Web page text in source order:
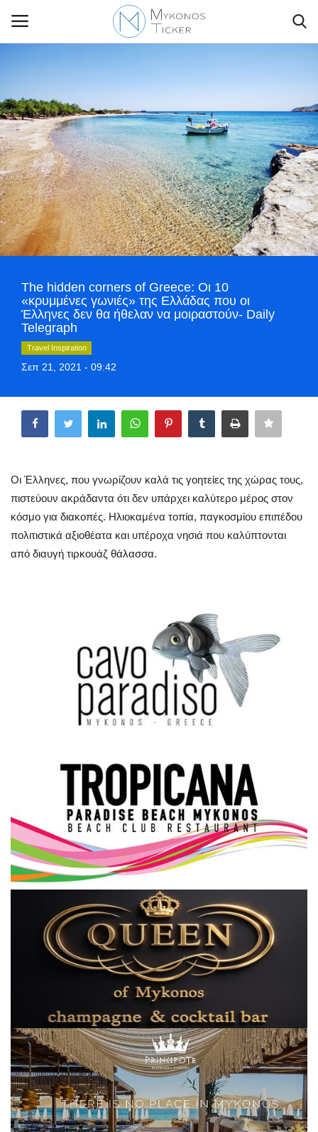
Contact Us
Politique
Business
Travel
World
Greece
Style Adorés
Entertainment
Mykonos
Mykonos Ticker TV
Sport
Health
Cost Of Living Crisis
Opinion + Analysis
L’Art des Sens
Local Elections 2023
Γλώσσα
Ελληνικά English
The hidden corners of Greece: Οι 10
«κρυμμένες γωνιές» της Ελλάδας που οι
Έλληνες δεν θα ήθελαν να μοιραστούν- Daily
Telegraph
Travel Inspiration
Σεπ 21, 2021 - 09:42
Οι Έλληνες, που γνωρίζουν καλά τις γοητείες της χώρας τους,
πιστεύουν ακράδαντα ότι δεν υπάρχει καλύτερο μέρος στον
κόσμο για διακοπές. Hλιοκαμένα τοπία, παγκοσμίου επιπέδου
πολιτιστικά αξιοθέατα και υπέροχα νησιά που καλύπτονται
από διαυγή τιρκουάζ θάλασσα.